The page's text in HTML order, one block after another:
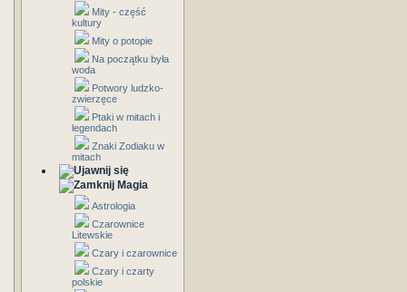
Mity - część
kultury
Mity o potopie
Na początku była
woda
Potwory ludzko-
zwierzęce
Ptaki w mitach i
legendach
Znaki Zodiaku w
mitach
Magia
Astrologia
Czarownice
Litewskie
Czary i czarownice
Czary i czarty
polskie